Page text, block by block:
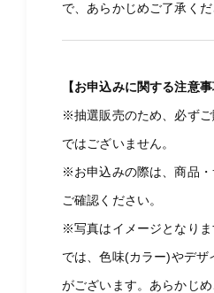
で、あらかじめご了承くだ
【お申込みに関する注意事
※抽選販売のため、必ず
ではございません。
※お申込みの際は、商品
ご確認ください。
※写真はイメージとなり
では、色味(カラー)やデザ
がございます。あらかじめ